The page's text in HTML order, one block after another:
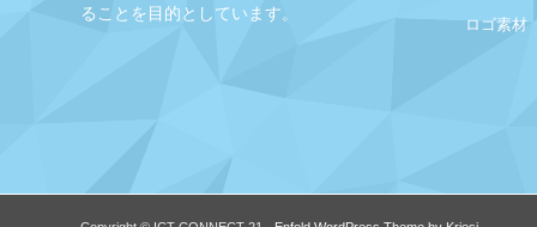
ることを目的としています。
ロゴ素材